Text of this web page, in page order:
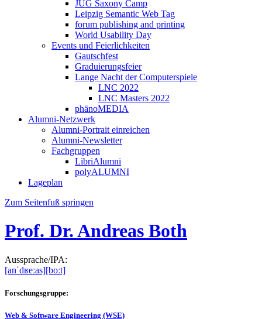
JUG Saxony Camp
Leipzig Semantic Web Tag
forum publishing and printing
World Usability Day
Events und Feierlichkeiten
Gautschfest
Graduierungsfeier
Lange Nacht der Computerspiele
LNC 2022
LNC Masters 2022
phänoMEDIA
Alumni-Netzwerk
Alumni-Portrait einreichen
Alumni-Newsletter
Fachgruppen
LibriAlumni
polyALUMNI
Lageplan
Zum Seitenfuß springen
Prof. Dr. Andreas Both
Aussprache/IPA:
[anˈdʁeːas][boːt]
Forschungsgruppe:
Web & Software Engineering (WSE)